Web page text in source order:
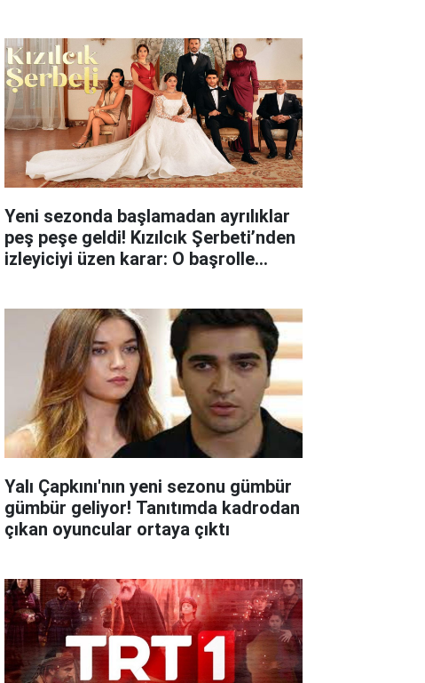
Yeni sezonda başlamadan ayrılıklar
peş peşe geldi! Kızılcık Şerbeti’nden
izleyiciyi üzen karar: O başrolle
Yalı Çapkını'nın yeni sezonu gümbür
gümbür geliyor! Tanıtımda kadrodan
çıkan oyuncular ortaya çıktı